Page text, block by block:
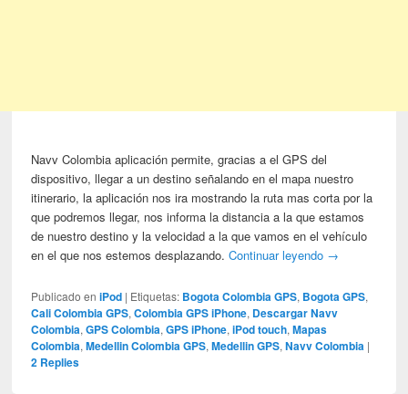
Navv Colombia aplicación permite, gracias a el GPS del
dispositivo, llegar a un destino señalando en el mapa nuestro
itinerario, la aplicación nos ira mostrando la ruta mas corta por la
que podremos llegar, nos informa la distancia a la que estamos
de nuestro destino y la velocidad a la que vamos en el vehículo
en el que nos estemos desplazando.Continuar leyendo →
Publicado en iPod | Etiquetas: Bogota Colombia GPS, Bogota GPS,
Cali Colombia GPS,Colombia GPS iPhone, Descargar Navv
Colombia,GPS Colombia,GPS iPhone,iPod touch,Mapas
Colombia,Medellin Colombia GPS,Medellin GPS,Navv Colombia |
2 Replies